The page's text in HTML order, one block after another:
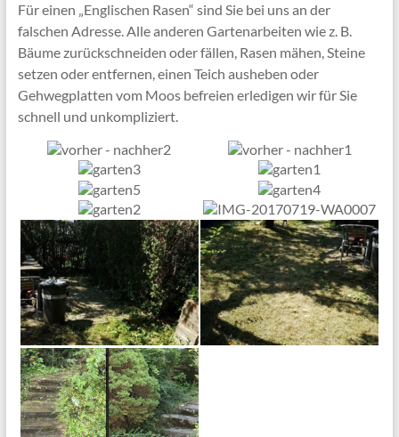
Für einen „Englischen Rasen“ sind Sie bei uns an der
falschen Adresse. Alle anderen Gartenarbeiten wie z. B.
Bäume zurückschneiden oder fällen, Rasen mähen, Steine
setzen oder entfernen, einen Teich ausheben oder
Gehwegplatten vom Moos befreien erledigen wir für Sie
schnell und unkompliziert.